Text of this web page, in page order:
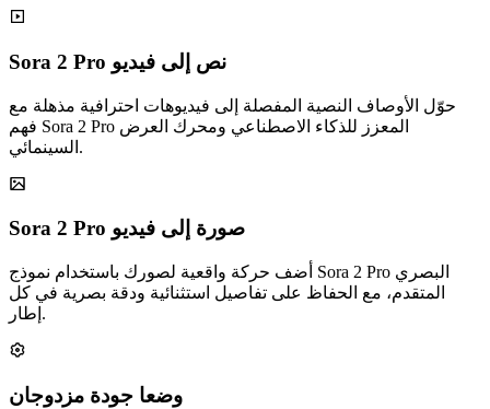
Sora 2 Pro نص إلى فيديو
حوّل الأوصاف النصية المفصلة إلى فيديوهات احترافية مذهلة مع
فهم Sora 2 Pro المعزز للذكاء الاصطناعي ومحرك العرض
السينمائي.
Sora 2 Pro صورة إلى فيديو
أضف حركة واقعية لصورك باستخدام نموذج Sora 2 Pro البصري
المتقدم، مع الحفاظ على تفاصيل استثنائية ودقة بصرية في كل
إطار.
وضعا جودة مزدوجان